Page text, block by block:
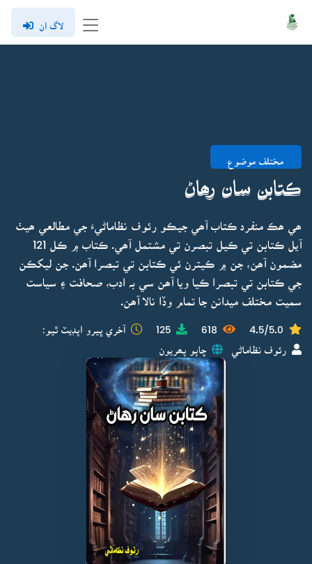
لاگ ان
مختلف موضوع
ڪتابن سان رھاڻ
ھي ھڪ منفرد ڪتاب آھي جيڪو رئوف نظاماڻيءَ جي مطالعي ھيٺ
آيل ڪتابن تي ڪيل تبصرن تي مشتمل آھي. ڪتاب ۾ ڪل 121
مضمون آھن، جن ۾ ڪيترن ئي ڪتابن تي تبصرا آھن. جن ليکڪن
جي ڪتابن تي تبصرا ڪيا ويا آھن سي بہ ادب، صحافت ۽ سياست
سميت مختلف ميدانن جا تمام وڏا نالا آھن.
4.5/5.0
618
125 آخري ڀيرو اپڊيٽ ٿيو:
رئوف نظاماڻي ڇاپو پھريون